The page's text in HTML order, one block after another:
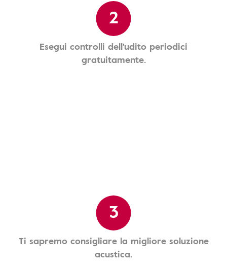
2
Esegui controlli dell'udito periodici
gratuitamente.
3
Ti sapremo consigliare la migliore soluzione
acustica.